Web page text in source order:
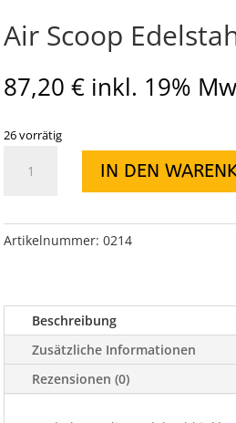
Air Scoop
87,20 € inkl. 19%
26 vorrätig
Scoop
Menge
IN DEN
Artikelnummer: 0214
Beschreibung
Zusätzliche Informationen
Rezensionen (0)